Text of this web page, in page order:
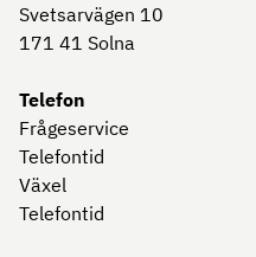
Svetsarvägen 10
171 41 Solna
Telefon
Frågeservice
Telefontid
Växel
Telefontid